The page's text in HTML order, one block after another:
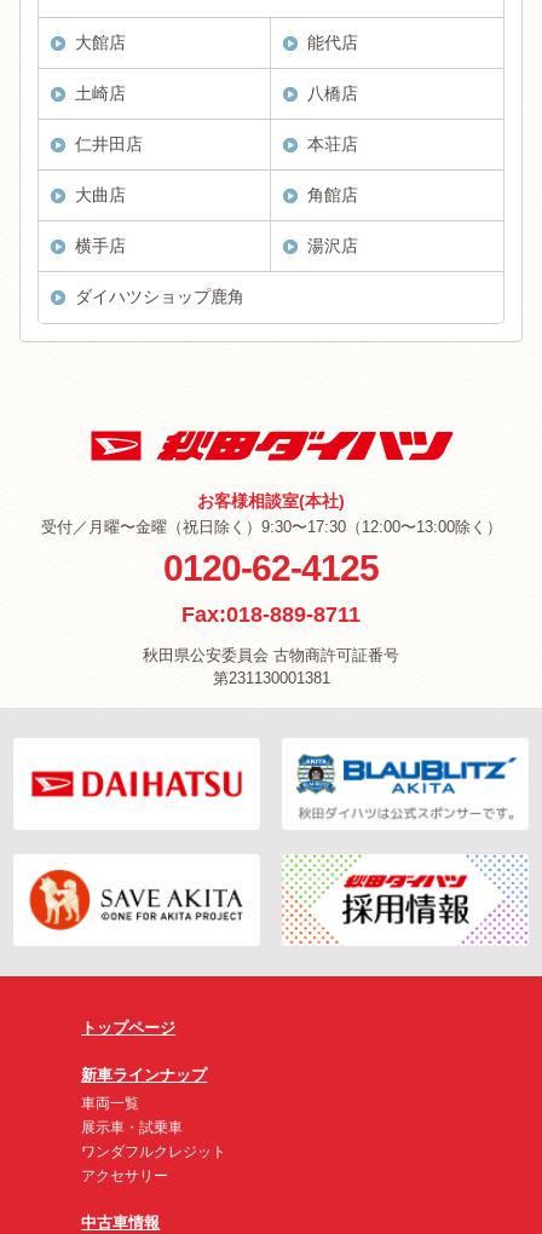
大館店 能代店
土崎店 八橋店
仁井田店 本荘店
大曲店 角館店
横手店 湯沢店
ダイハツショップ鹿角
お客様相談室(本社)
受付／月曜〜金曜（祝日除く）9:30〜17:30（12:00〜13:00除く）
0120-62-4125
Fax:018-889-8711
秋田県公安委員会 古物商許可証番号
第231130001381
トップページ
新車ラインナップ
車両一覧
展示車・試乗車
ワンダフルクレジット
アクセサリー
中古車情報